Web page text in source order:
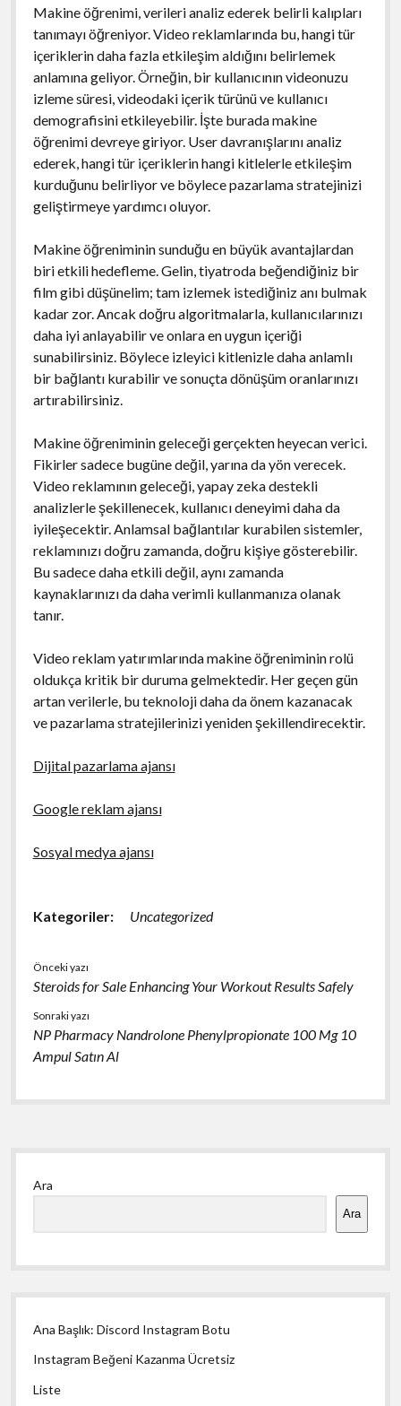
Makine öğrenimi, verileri analiz ederek belirli kalıpları
tanımayı öğreniyor. Video reklamlarında bu, hangi tür
içeriklerin daha fazla etkileşim aldığını belirlemek
anlamına geliyor. Örneğin, bir kullanıcının videonuzu
izleme süresi, videodaki içerik türünü ve kullanıcı
demografisini etkileyebilir. İşte burada makine
öğrenimi devreye giriyor. User davranışlarını analiz
ederek, hangi tür içeriklerin hangi kitlelerle etkileşim
kurduğunu belirliyor ve böylece pazarlama stratejinizi
geliştirmeye yardımcı oluyor.
Makine öğreniminin sunduğu en büyük avantajlardan
biri etkili hedefleme. Gelin, tiyatroda beğendiğiniz bir
film gibi düşünelim; tam izlemek istediğiniz anı bulmak
kadar zor. Ancak doğru algoritmalarla, kullanıcılarınızı
daha iyi anlayabilir ve onlara en uygun içeriği
sunabilirsiniz. Böylece izleyici kitlenizle daha anlamlı
bir bağlantı kurabilir ve sonuçta dönüşüm oranlarınızı
artırabilirsiniz.
Makine öğreniminin geleceği gerçekten heyecan verici.
Fikirler sadece bugüne değil, yarına da yön verecek.
Video reklamının geleceği, yapay zeka destekli
analizlerle şekillenecek, kullanıcı deneyimi daha da
iyileşecektir. Anlamsal bağlantılar kurabilen sistemler,
reklamınızı doğru zamanda, doğru kişiye gösterebilir.
Bu sadece daha etkili değil, aynı zamanda
kaynaklarınızı da daha verimli kullanmanıza olanak
tanır.
Video reklam yatırımlarında makine öğreniminin rolü
oldukça kritik bir duruma gelmektedir. Her geçen gün
artan verilerle, bu teknoloji daha da önem kazanacak
ve pazarlama stratejilerinizi yeniden şekillendirecektir.
Dijital pazarlama ajansı
Google reklam ajansı
Sosyal medya ajansı
Kategoriler: Uncategorized
Önceki yazı
Steroids for Sale Enhancing Your Workout Results Safely
Sonraki yazı
NP Pharmacy Nandrolone Phenylpropionate 100 Mg 10
Ampul Satın Al
Yan
Menü
Ara
Ara
Ana Başlık: Discord Instagram Botu
Instagram Beğeni Kazanma Ücretsiz
Liste